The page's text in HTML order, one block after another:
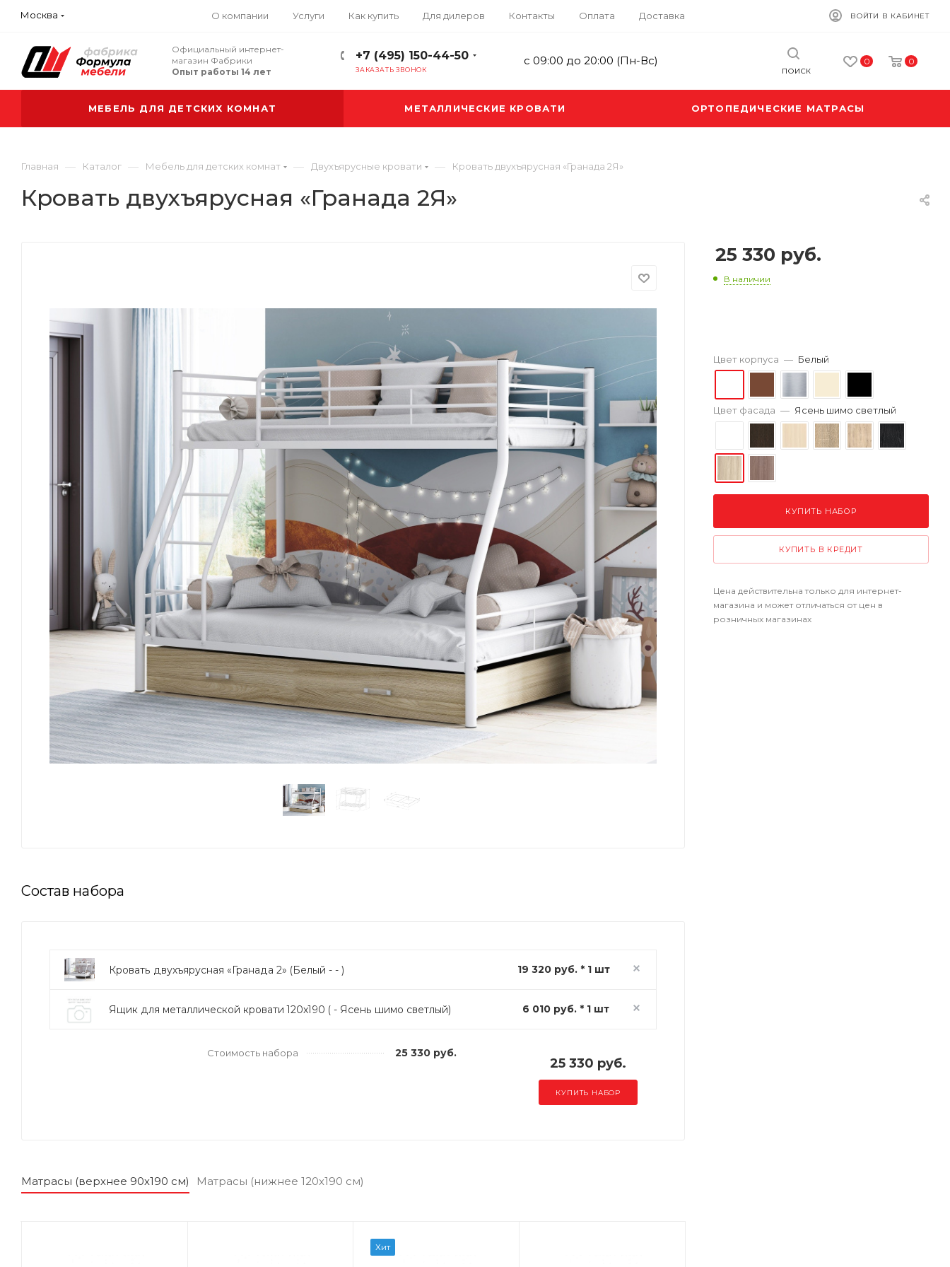
Москва О компании Услуги Как купить Для дилеров Контакты Оплата Доставка ВОЙТИ В КАБИНЕТ
Официальный интернет-
магазин Фабрики
Опыт работы 14 лет
+7 (495) 150-44-50
ЗАКАЗАТЬ ЗВОНОК
с 09:00 до 20:00 (Пн-Вс) 0 0
ПОИСК
МЕБЕЛЬ ДЛЯ ДЕТСКИХ КОМНАТ МЕТАЛЛИЧЕСКИЕ КРОВАТИ ОРТОПЕДИЧЕСКИЕ МАТРАСЫ
Главная — Каталог — Мебель для детских комнат — Двухъярусные кровати — Кровать двухъярусная «Гранада 2Я»
Кровать двухъярусная «Гранада 2Я»
Состав набора
Кровать двухъярусная «Гранада 2» (Белый - - ) 19 320 руб. * 1 шт
Ящик для металлической кровати 120х190 ( - Ясень шимо светлый) 6 010 руб. * 1 шт
Стоимость набора 25 330 руб.
25 330 руб.
КУПИТЬ НАБОР
Матрасы (верхнее 90х190 см) Матрасы (нижнее 120х190 см)
Хит
25 330 руб.
В наличии
Цвет корпуса — Белый
Цвет фасада — Ясень шимо светлый
КУПИТЬ НАБОР
КУПИТЬ В КРЕДИТ
Цена действительна только для интернет-
магазина и может отличаться от цен в
розничных магазинах